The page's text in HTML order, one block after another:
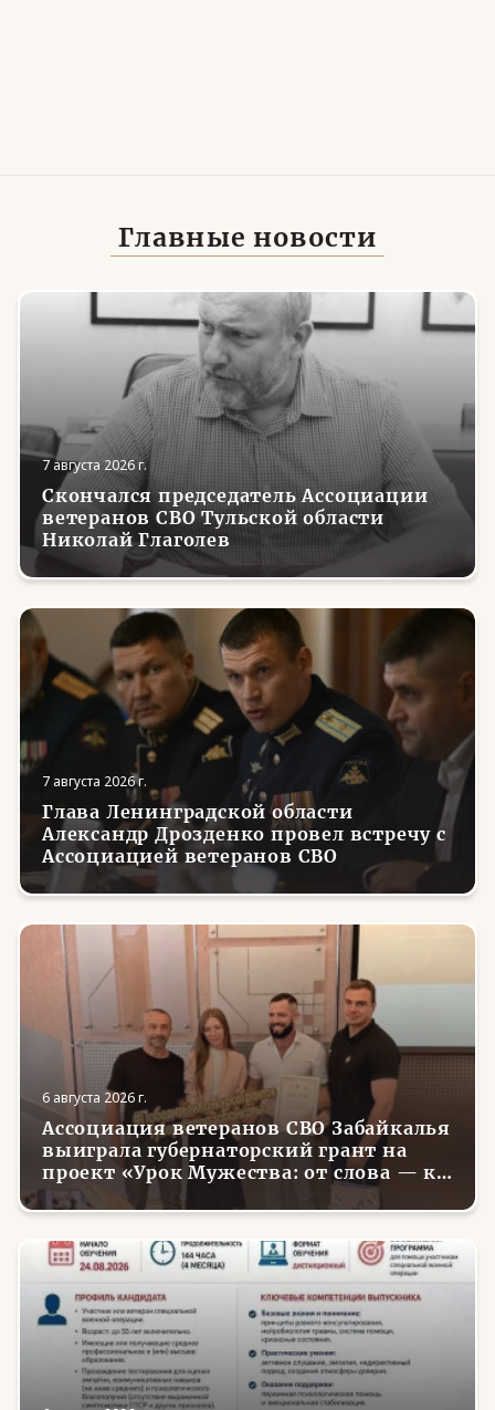
Главные новости
7 августа 2026 г.
Скончался председатель Ассоциации
ветеранов СВО Тульской области
Николай Глаголев
7 августа 2026 г.
Глава Ленинградской области
Александр Дрозденко провел встречу с
Ассоциацией ветеранов СВО
6 августа 2026 г.
Ассоциация ветеранов СВО Забайкалья
выиграла губернаторский грант на
проект «Урок Мужества: от слова — к
делу»